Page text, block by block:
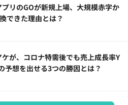
リのGOが新規上場、大規模赤字か
できた理由とは？
が、コロナ特需後でも売上成長率Y
予想を出せる3つの勝因とは？